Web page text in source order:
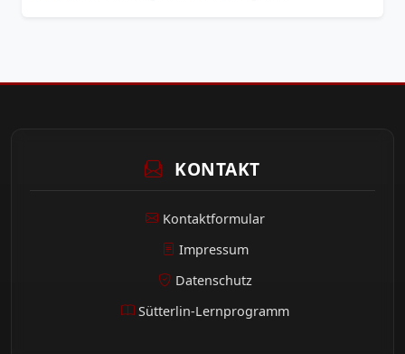
KONTAKT
Kontaktformular
Impressum
Datenschutz
Sütterlin-Lernprogramm